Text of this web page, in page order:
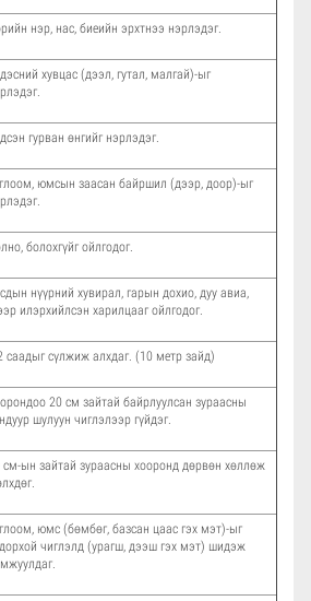
нэр, нас, биеийн эрхтнээ нэрлэдэг.
хувцас (дээл, гутал, малгай)-ыг
гурван өнгийг нэрлэдэг.
юмсын заасан байршил (дээр, доор)-ыг
болохгүйг ойлгодог.
нүүрний хувирал, гарын дохио, дуу авиа,
илэрхийлсэн харилцааг ойлгодог.
саадыг сүлжиж алхдаг. (10 метр зайд)
20 см зайтай байрлуулсан зураасны
шулуун чиглэлээр гүйдэг.
см-ын зайтай зураасны хооронд дөрвөн хөллөж
юмс (бөмбөг, базсан цаас гэх мэт)-ыг
чиглэлд (урагш, дээш гэх мэт) шидэж